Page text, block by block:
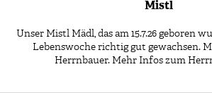
Mistl
Unser Mistl Mädl, das am 15.7.26 geboren
Lebenswoche richtig gut gewachsen.
Herrnbauer. Mehr Infos zum